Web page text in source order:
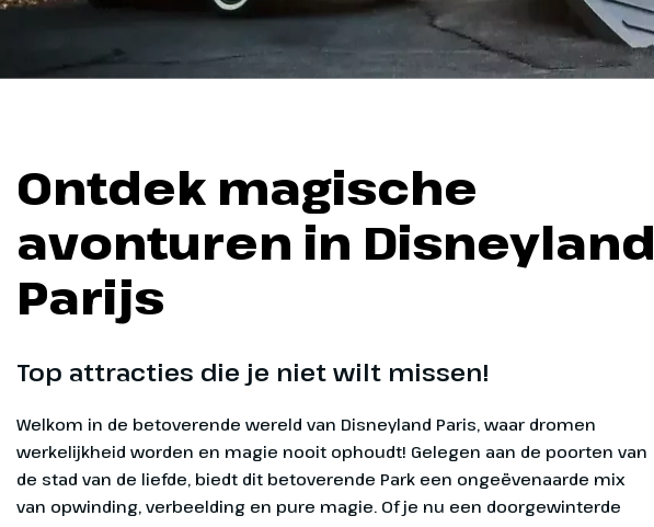
Ontdek magische
avonturen in Disneyland
Parijs
Top attracties die je niet wilt missen!
Welkom in de betoverende wereld van Disneyland Paris, waar dromen werkelijkheid worden en magie nooit ophoudt! Gelegen aan de poorten van de stad van de liefde, biedt dit betoverende Park een ongeëvenaarde mix van opwinding, verbeelding en pure magie. Of je nu een doorgewinterde Disney-fan bent of de